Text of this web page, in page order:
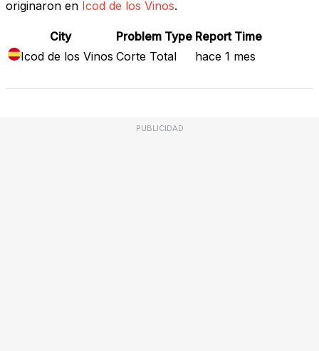
originaron en Icod de los Vinos.
City Problem Type Report Time
Icod de los Vinos Corte Total hace 1 mes
PUBLICIDAD